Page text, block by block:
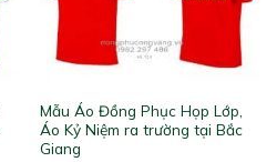
Mẫu Áo Đồng Phục Họp Lớp,
Áo Kỷ Niệm ra trường tại Bắc
Giang